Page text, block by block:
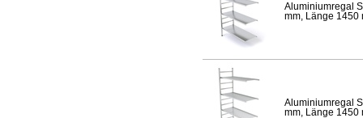
Aluminiumregal
mm, Länge 1450
Aluminiumregal
mm, Länge 1450